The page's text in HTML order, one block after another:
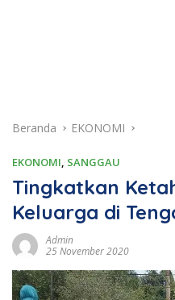
Beranda EKONOMI
EKONOMI, SANGGAU
Tingkatkan
Keluarga di
Admin
25 November 2020